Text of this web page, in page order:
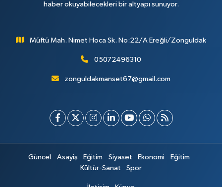
haber okuyabilecekleri bir altyapı sunuyor.
Müftü Mah. Nimet Hoca Sk. No:22/A Ereğli/Zonguldak
05072496310
zonguldakmanset67@gmail.com
Güncel Asayiş Eğitim Siyaset Ekonomi
Eğitim
Kültür-Sanat
Spor